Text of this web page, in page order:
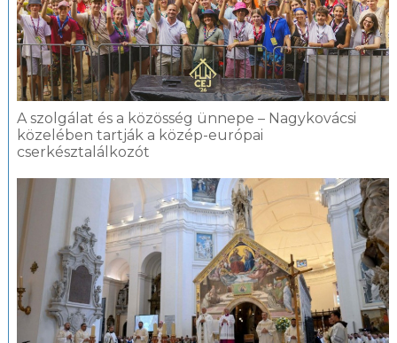
A szolgálat és a közösség ünnepe – Nagykovácsi
közelében tartják a közép-európai
cserkésztalálkozót